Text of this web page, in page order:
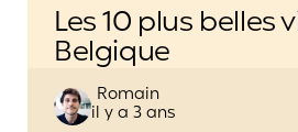
Les 10 plus belles
Belgique
Posted
by
Romain
il y a 3 ans